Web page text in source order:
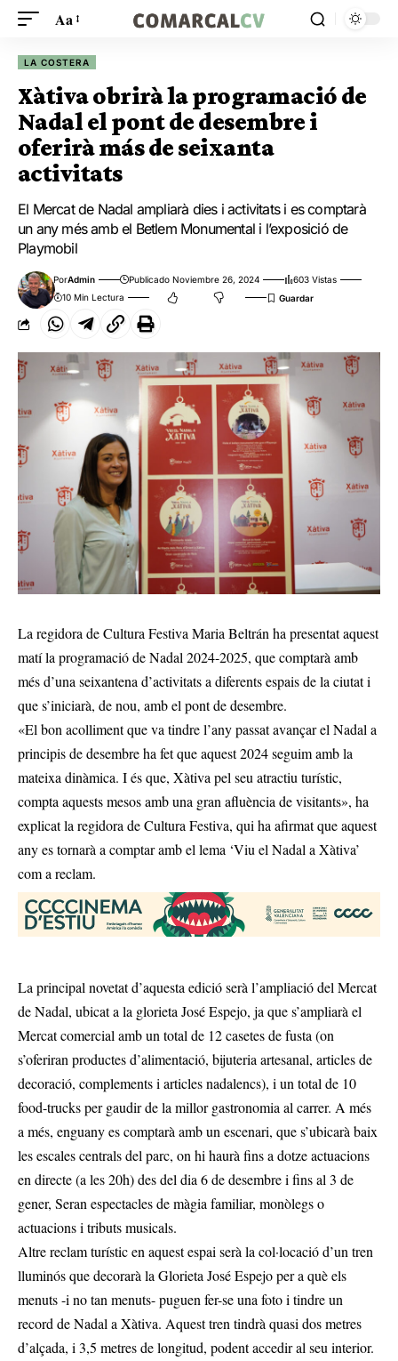
Aa
LA COSTERA
Xàtiva obrirà la programació de
Nadal el pont de desembre i
oferirà más de seixanta
activitats
El Mercat de Nadal ampliarà dies i activitats i es comptarà
un any més amb el Betlem Monumental i l’exposició de
Playmobil
PorAdmin Publicado Noviembre 26, 2024
603 Vistas
10 Min Lectura
La regidora de Cultura Festiva Maria Beltrán ha presentat aquest
matí la programació de Nadal 2024-2025, que comptarà amb
més d’una seixantena d’activitats a diferents espais de la ciutat i
que s’iniciarà, de nou, amb el pont de desembre.
«El bon acolliment que va tindre l’any passat avançar el Nadal a
principis de desembre ha fet que aquest 2024 seguim amb la
mateixa dinàmica. I és que, Xàtiva pel seu atractiu turístic,
compta aquests mesos amb una gran afluència de visitants», ha
explicat la regidora de Cultura Festiva, qui ha afirmat que aquest
any es tornarà a comptar amb el lema ‘Viu el Nadal a Xàtiva’
com a reclam.
La principal novetat d’aquesta edició serà l’ampliació del Mercat
de Nadal, ubicat a la glorieta José Espejo, ja que s’ampliarà el
Mercat comercial amb un total de 12 casetes de fusta (on
s’oferiran productes d’alimentació, bijuteria artesanal, articles de
decoració, complements i articles nadalencs), i un total de 10
food-trucks per gaudir de la millor gastronomia al carrer. A més
a més, enguany es comptarà amb un escenari, que s’ubicarà baix
les escales centrals del parc, on hi haurà fins a dotze actuacions
en directe (a les 20h) des del dia 6 de desembre i fins al 3 de
gener, Seran espectacles de màgia familiar, monòlegs o
actuacions i tributs musicals.
Altre reclam turístic en aquest espai serà la col·locació d’un tren
lluminós que decorarà la Glorieta José Espejo per a què els
menuts -i no tan menuts- puguen fer-se una foto i tindre un
record de Nadal a Xàtiva. Aquest tren tindrà quasi dos metres
d’alçada, i 3,5 metres de longitud, podent accedir al seu interior.